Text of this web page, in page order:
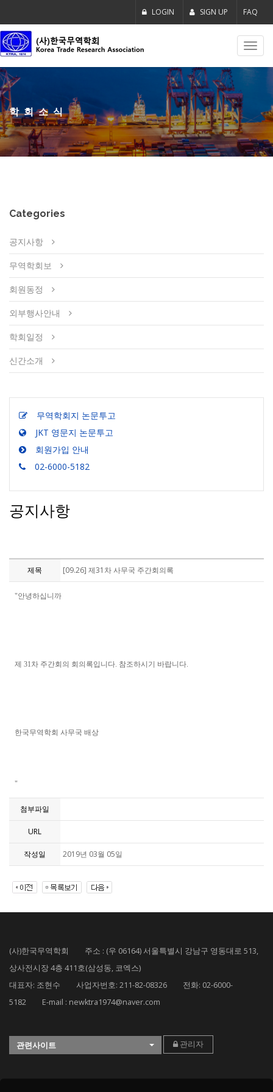
LOGIN SIGN UP FAQ
학회소식
Categories
공지사항
무역학회보
회원동정
외부행사안내
학회일정
신간소개
무역학회지 논문투고
JKT 영문지 논문투고
회원가입 안내
02-6000-5182
공지사항
제목 [09.26] 제31차 사무국 주간회의록
"안녕하십니까
제 31차 주간회의 회의록입니다. 참조하시기 바랍니다.
한국무역학회 사무국 배상
"
첨부파일
URL
작성일 2019년 03월 05일
(사)한국무역학회 주소 : (우 06164) 서울특별시 강남구 영동대로 513,
상사전시장 4층 411호(삼성동, 코엑스)
대표자: 조현수 사업자번호: 211-82-08326 전화: 02-6000-
5182 E-mail : newktra1974@naver.com
관련사이트 관리자